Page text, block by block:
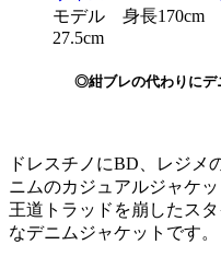
モデル 身長170cm
27.5cm
◎紺ブレの代わりにデ
ドレスチノにBD、レジ
ニムのカジュアルジャケッ
王道トラッドを崩したス
なデニムジャケットです。